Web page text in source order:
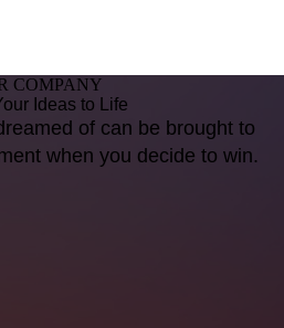
COMPANY
Ideas to Life
of can be brought to
when you decide to win.